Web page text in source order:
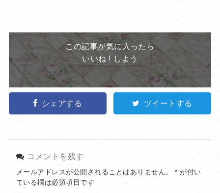
この記事が気に入ったら
いいね ! しよう
シェアする ツイートする
コメントを残す
メールアドレスが公開されることはありません。 * が付い
ている欄は必須項目です